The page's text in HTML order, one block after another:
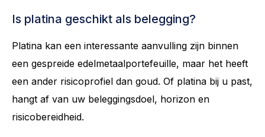
Is platina geschikt als belegging?
Platina kan een interessante aanvulling zijn binnen
een gespreide edelmetaalportefeuille, maar het heeft
een ander risicoprofiel dan goud. Of platina bij u past,
hangt af van uw beleggingsdoel, horizon en
risicobereidheid.